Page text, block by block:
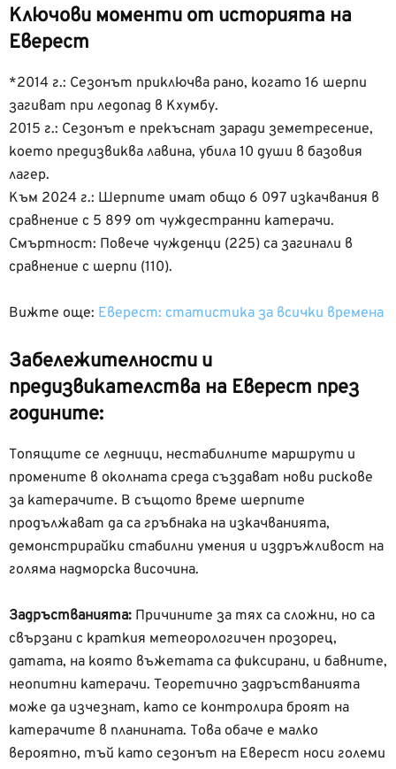
Ключови моменти от историята на
Еверест
*2014 г.: Сезонът приключва рано, когато 16 шерпи
загиват при ледопад в Кхумбу.
2015 г.: Сезонът е прекъснат заради земетресение,
което предизвиква лавина, убила 10 души в базовия
лагер.
Към 2024 г.: Шерпите имат общо 6 097 изкачвания в
сравнение с 5 899 от чуждестранни катерачи.
Смъртност: Повече чужденци (225) са загинали в
сравнение с шерпи (110).
Вижте още: Еверест: статистика за всички времена
Забележителности и
предизвикателства на Еверест през
годините:
Топящите се ледници, нестабилните маршрути и
промените в околната среда създават нови рискове
за катерачите. В същото време шерпите
продължават да са гръбнака на изкачванията,
демонстрирайки стабилни умения и издръжливост на
голяма надморска височина.
Задръстванията: Причините за тях са сложни, но са
свързани с краткия метеорологичен прозорец,
датата, на която въжетата са фиксирани, и бавните,
неопитни катерачи. Теоретично задръстванията
може да изчезнат, като се контролира броят на
катерачите в планината. Това обаче е малко
вероятно, тъй като сезонът на Еверест носи големи